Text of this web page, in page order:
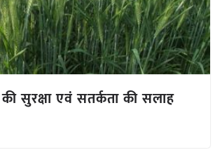
सुरक्षा एवं सतर्कता की सलाह